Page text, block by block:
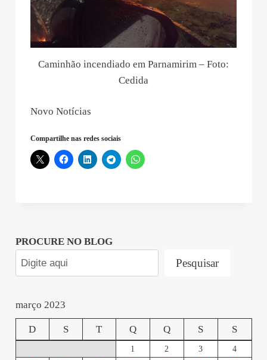
Caminhão incendiado em Parnamirim – Foto:
Cedida
Novo Notícias
Compartilhe nas redes sociais
PROCURE NO BLOG
Pesquisar
março 2023
D S T Q Q S S
1 2 3
4